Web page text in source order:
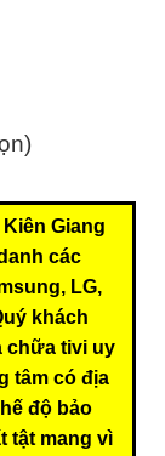
Giang
các
LG,
khách
chữa tivi uy
tâm có địa
độ bảo
tật mang vì